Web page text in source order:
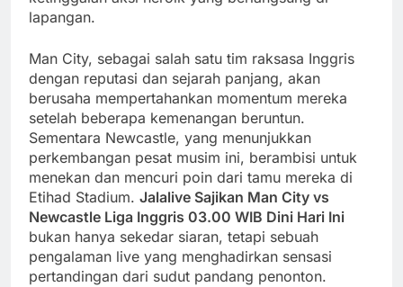
lapangan.
Man City, sebagai salah satu tim raksasa Inggris
dengan reputasi dan sejarah panjang, akan
berusaha mempertahankan momentum mereka
setelah beberapa kemenangan beruntun.
Sementara Newcastle, yang menunjukkan
perkembangan pesat musim ini, berambisi untuk
menekan dan mencuri poin dari tamu mereka di
Etihad Stadium. Jalalive Sajikan Man City vs
Newcastle Liga Inggris 03.00 WIB Dini Hari Ini
bukan hanya sekedar siaran, tetapi sebuah
pengalaman live yang menghadirkan sensasi
pertandingan dari sudut pandang penonton.